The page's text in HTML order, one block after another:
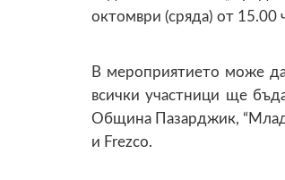
октомври (сряда) от 15.00
В мероприятието може
всички участници ще
Община Пазарджик,
и Frezco.